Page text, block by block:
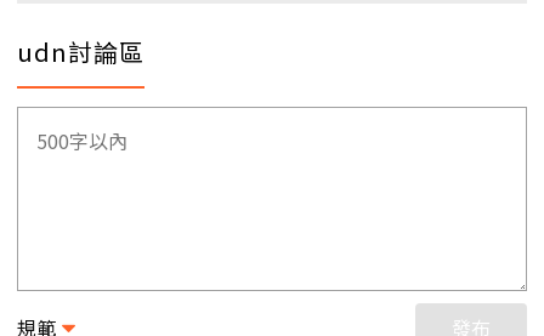
udn討論區
規範 發布